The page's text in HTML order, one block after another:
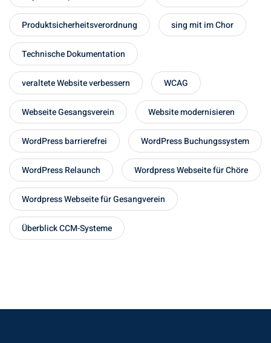
Produktsicherheitsverordnung sing mit im Chor
Technische Dokumentation
veraltete Website verbessern WCAG
Webseite Gesangsverein Website modernisieren
WordPress barrierefrei WordPress Buchungssystem
WordPress Relaunch Wordpress Webseite für Chöre
Wordpress Webseite für Gesangverein
Überblick CCM-Systeme